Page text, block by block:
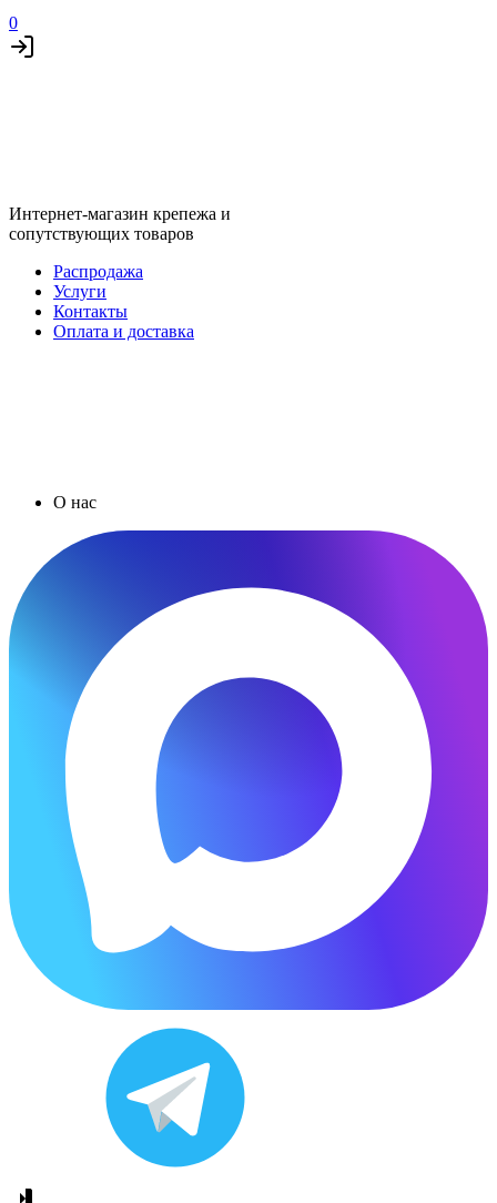
0
Интернет-магазин крепежа и
сопутствующих товаров
Распродажа
Услуги
Контакты
Оплата и доставка
О нас